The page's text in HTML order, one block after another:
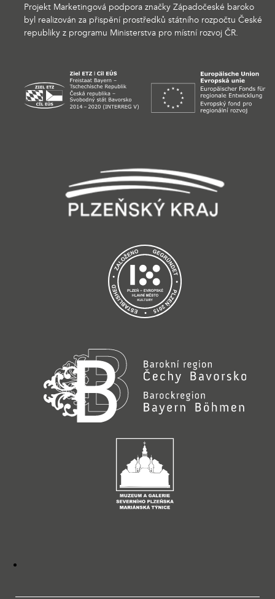
Projekt Marketingová podpora značky Západočeské baroko
byl realizován za přispění prostředků státního rozpočtu České
republiky z programu Ministerstva pro místní rozvoj ČR.